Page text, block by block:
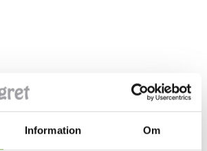
Information Om
are currently closed.